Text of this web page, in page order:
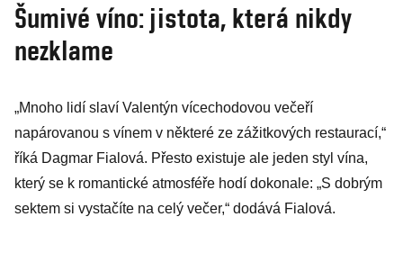
Šumivé víno: jistota, která nikdy
nezklame
„Mnoho lidí slaví Valentýn vícechodovou večeří
napárovanou s vínem v některé ze zážitkových restaurací,“
říká Dagmar Fialová. Přesto existuje ale jeden styl vína,
který se k romantické atmosféře hodí dokonale: „S dobrým
sektem si vystačíte na celý večer,“ dodává Fialová.